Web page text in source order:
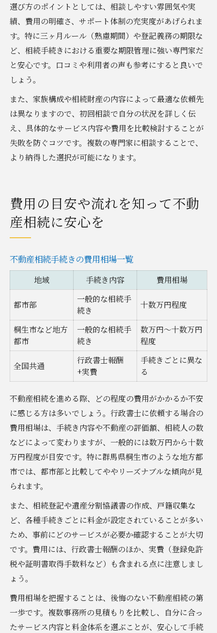
選び方のポイントとしては、相談しやすい雰囲気や実
績、費用の明確さ、サポート体制の充実度があげられま
す。特に三ヶ月ルール（熟慮期間）や登記義務の期限な
ど、相続手続きにおける重要な期限管理に強い専門家だ
と安心です。口コミや利用者の声も参考にすると良いで
しょう。
また、家族構成や相続財産の内容によって最適な依頼先
は異なりますので、初回相談で自分の状況を詳しく伝
え、具体的なサービス内容や費用を比較検討することが
失敗を防ぐコツです。複数の専門家に相談することで、
より納得した選択が可能になります。
費用の目安や流れを知って不動
産相続に安心を
不動産相続手続きの費用相場一覧
地域 手続き内容 費用相場
都市部
一般的な相続手
続き
十数万円程度
桐生市など地方
都市
一般的な相続手
続き
数万円〜十数万円
程度
全国共通
行政書士報酬
+実費
手続きごとに異な
る
不動産相続を進める際、どの程度の費用がかかるか不安
に感じる方は多いでしょう。行政書士に依頼する場合の
費用相場は、手続き内容や不動産の評価額、相続人の数
などによって変わりますが、一般的には数万円から十数
万円程度が目安です。特に群馬県桐生市のような地方都
市では、都市部と比較してややリーズナブルな傾向が見
られます。
また、相続登記や遺産分割協議書の作成、戸籍収集な
ど、各種手続きごとに料金が設定されていることが多い
ため、事前にどのサービスが必要か確認することが大切
です。費用には、行政書士報酬のほか、実費（登録免許
税や証明書取得手数料など）も含まれる点に注意しまし
ょう。
費用相場を把握することは、後悔のない不動産相続の第
一歩です。複数事務所の見積もりを比較し、自分に合っ
たサービス内容と料金体系を選ぶことが、安心して手続